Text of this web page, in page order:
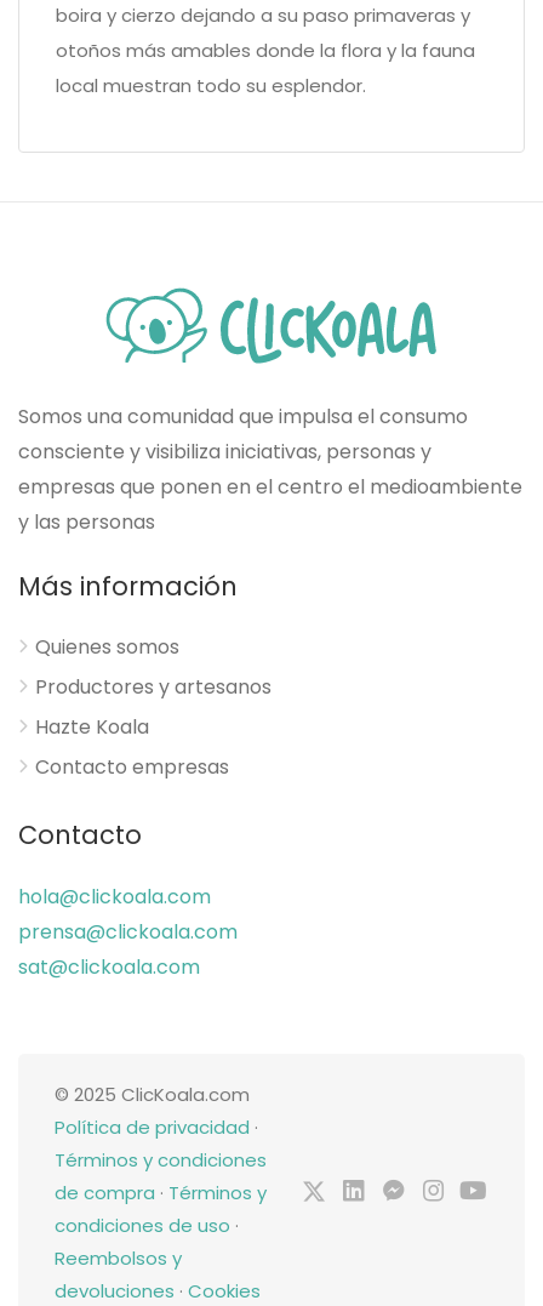
boira y cierzo dejando a su paso primaveras y
otoños más amables donde la flora y la fauna
local muestran todo su esplendor.
Somos una comunidad que impulsa el consumo
consciente y visibiliza iniciativas, personas y
empresas que ponen en el centro el medioambiente
y las personas
Más información
Quienes somos
Productores y artesanos
Hazte Koala
Contacto empresas
Contacto
hola@clickoala.com
prensa@clickoala.com
sat@clickoala.com
© 2025 ClicKoala.com
Política de privacidad ·
Términos y condiciones
de compra · Términos y
condiciones de uso ·
Reembolsos y
devoluciones · Cookies